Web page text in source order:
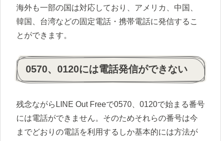
海外も一部の国は対応しており、アメリカ、中国、
韓国、台湾などの固定電話・携帯電話に発信するこ
とができます。
0570、0120には電話発信ができない
残念ながらLINE Out Freeで0570、0120で始まる番号
には電話ができません。そのためそれらの番号は今
までどおりの電話を利用するしか基本的には方法が